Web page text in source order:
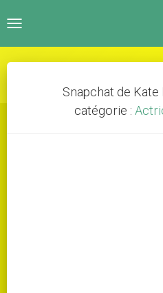
Toggle
Snapchat de Kate
catégorie :